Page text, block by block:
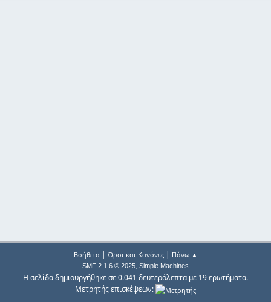
Βοήθεια| Όροι και Κανόνες| Πάνω ▲
SMF 2.1.6 © 2025, Simple Machines
Η σελίδα δημιουργήθηκε σε 0.041 δευτερόλεπτα με 19 ερωτήματα.
Μετρητής επισκέψεων: